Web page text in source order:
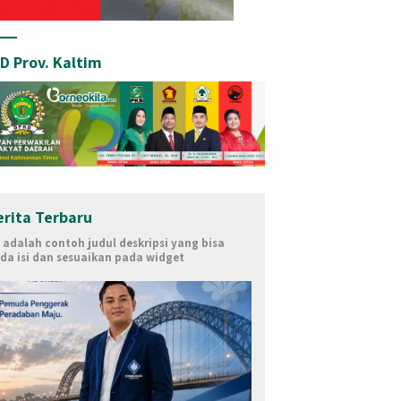
XII DPR RI Siapkan Rp11
Nasional, Kaltim
BPBL dan Lisdes
Pemadaman Listrik Tak Terkait
Pasokan Batu Bara
Prov. Kaltim
Terbaru
adalah contoh judul deskripsi yang bisa
isi dan sesuaikan pada widget